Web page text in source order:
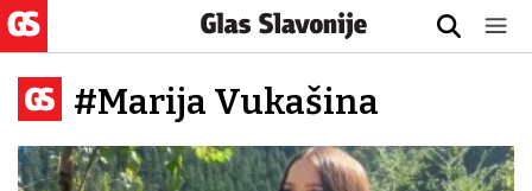
#Marija Vukašina